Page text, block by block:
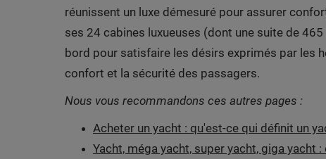
réunissent un luxe démesuré pour assurer
ses 24 cabines luxueuses (dont une suite de
bord pour satisfaire les désirs exprimés par les
confort et la sécurité des passagers.
Nous vous recommandons ces autres pages :
Acheter un yacht : qu'est-ce qui définit un
Yacht, méga yacht, super yacht, giga yacht